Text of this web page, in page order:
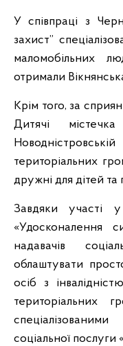
У співпраці з
захист”
маломобільних
отримали
Крім того, за
Дитячі
територіальних
дружні для дітей та
Завдяки участі
«Удосконалення
надавачів
облаштувати
осіб з
територіальних
соціальної послуги